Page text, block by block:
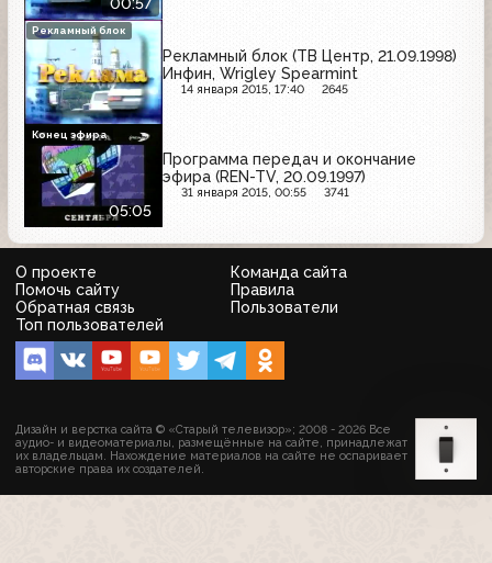
Рекламный блок (ТВ Центр, 21.09.1998)
Инфин, Wrigley Spearmint
14 января 2015, 17:40 2645
Рекламный блок
05:05
Программа передач и окончание
эфира (REN-TV, 20.09.1997)
31 января 2015, 00:55 3741
Конец эфира
О проекте
Команда сайта
Помочь сайту
Правила
Обратная связь
Пользователи
Топ пользователей
Дизайн и верстка сайта © «Старый телевизор»; 2008 - 2026 Все
аудио- и видеоматериалы, размещённые на сайте, принадлежат
их владельцам. Нахождение материалов на сайте не оспаривает
авторские права их создателей.